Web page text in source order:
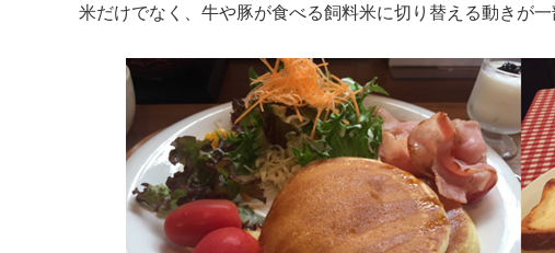
米だけでなく、牛や豚が食べる飼料米に切り替える動きが一